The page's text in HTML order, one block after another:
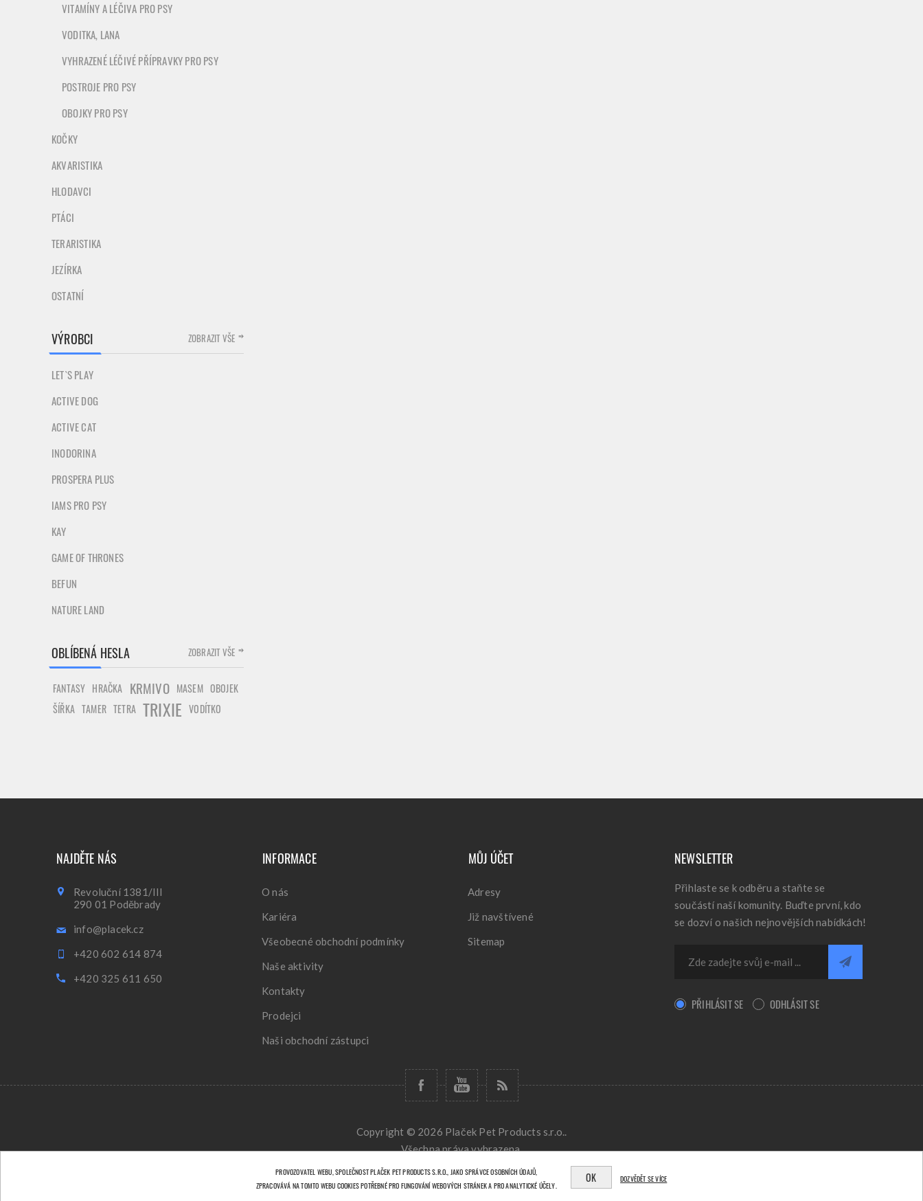
VITAMÍNY A LÉČIVA PRO PSY
VODITKA, LANA
VYHRAZENÉ LÉČIVÉ PŘÍPRAVKY PRO PSY
POSTROJE PRO PSY
OBOJKY PRO PSY
KOČKY
AKVARISTIKA
HLODAVCI
PTÁCI
TERARISTIKA
JEZÍRKA
OSTATNÍ
VÝROBCI
LET`S PLAY
ACTIVE DOG
ACTIVE CAT
INODORINA
PROSPERA PLUS
IAMS PRO PSY
KAY
GAME OF THRONES
BEFUN
NATURE LAND
ZOBRAZIT VŠE
OBLÍBENÁ HESLA
FANTASY HRAČKA KRMIVO MASEM OBOJEK
ŠÍŘKA TAMER TETRA TRIXIE VODÍTKO
ZOBRAZIT VŠE
NAJDĚTE NÁS
Revoluční 1381/III
290 01 Poděbrady
info@placek.cz
+420 602 614 874
+420 325 611 650
INFORMACE
O nás
Kariéra
Všeobecné obchodní podmínky
Naše aktivity
Kontakty
Prodejci
Naši obchodní zástupci
MŮJ ÚČET
Adresy
Již navštívené
Sitemap
NEWSLETTER
Přihlaste se k odběru a staňte se
součástí naší komunity. Buďte první, kdo
se dozví o našich nejnovějších nabídkách!
PŘIHLÁSIT SE ODHLÁSIT SE
Copyright © 2026 Plaček Pet Products s.r.o..
Všechna práva vyhrazena.
Powered by nopCommerce Designed byNop-Templates.com
PROVOZOVATEL WEBU, SPOLEČNOST PLAČEK PET PRODUCTS S.R.O., JAKO SPRÁVCE OSOBNÍCH ÚDAJŮ,
ZPRACOVÁVÁ NA TOMTO WEBU COOKIES POTŘEBNÉ PRO FUNGOVÁNÍ WEBOVÝCH STRÁNEK A PRO ANALYTICKÉ ÚČELY.
OK DOZVĚDĚT SE VÍCE